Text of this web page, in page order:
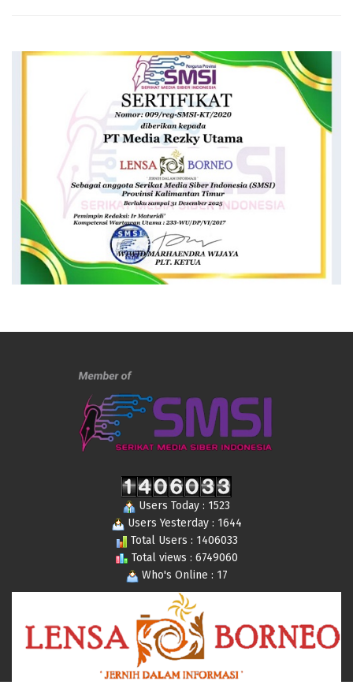
Users Today : 1523
Users Yesterday : 1644
Total Users : 1406033
Total views : 6749060
Who's Online : 17